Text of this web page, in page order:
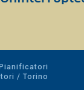
/ Torino